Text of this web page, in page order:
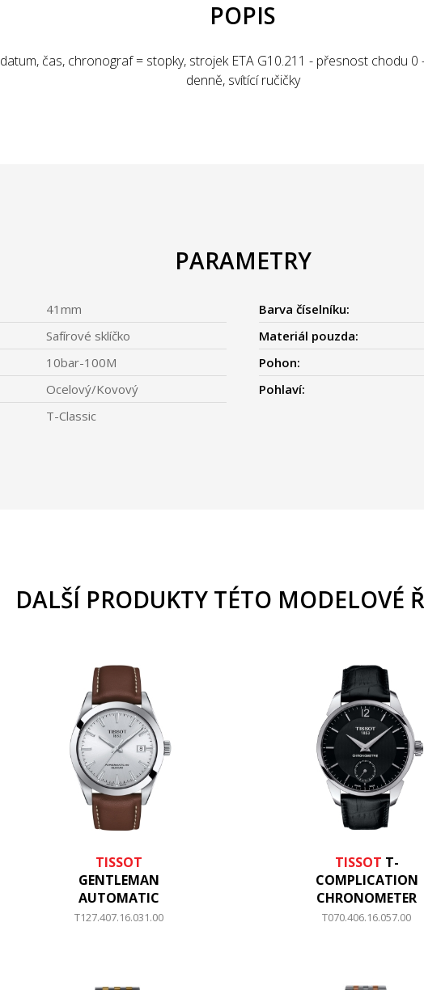
POPIS
datum, čas, chronograf = stopky, strojek ETA G10.211 - přesnost chodu 0
denně, svítící ručičky
PARAMETRY
41mm
Safírové sklíčko
10bar-100M
Ocelový/Kovový
T-Classic
Barva číselníku:
Materiál pouzda:
Pohon:
Pohlaví:
DALŠÍ PRODUKTY TÉTO MODELOVÉ
TISSOT
GENTLEMAN
AUTOMATIC
T127.407.16.031.00
TISSOT T-
COMPLICATION
CHRONOMETER
T070.406.16.057.00